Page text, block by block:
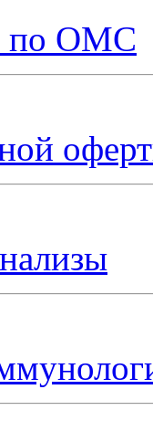
по ОМС